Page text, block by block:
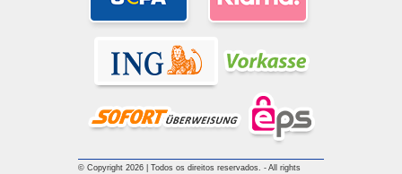
© Copyright 2026 | Todos os direitos reservados. - All rights